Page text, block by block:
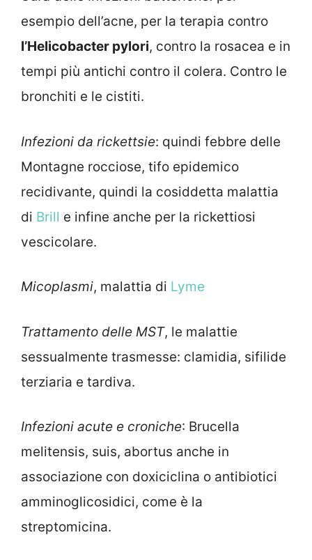
esempio dell’acne, per la terapia contro
l’Helicobacter pylori, contro la rosacea e in
tempi più antichi contro il colera. Contro le
bronchiti e le cistiti.
Infezioni da rickettsie: quindi febbre delle
Montagne rocciose, tifo epidemico
recidivante, quindi la cosiddetta malattia
di Brill e infine anche per la rickettiosi
vescicolare.
Micoplasmi, malattia di Lyme
Trattamento delle MST, le malattie
sessualmente trasmesse: clamidia, sifilide
terziaria e tardiva.
Infezioni acute e croniche: Brucella
melitensis, suis, abortus anche in
associazione con doxiciclina o antibiotici
amminoglicosidici, come è la
streptomicina.